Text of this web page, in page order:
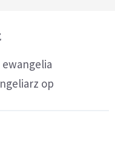
op